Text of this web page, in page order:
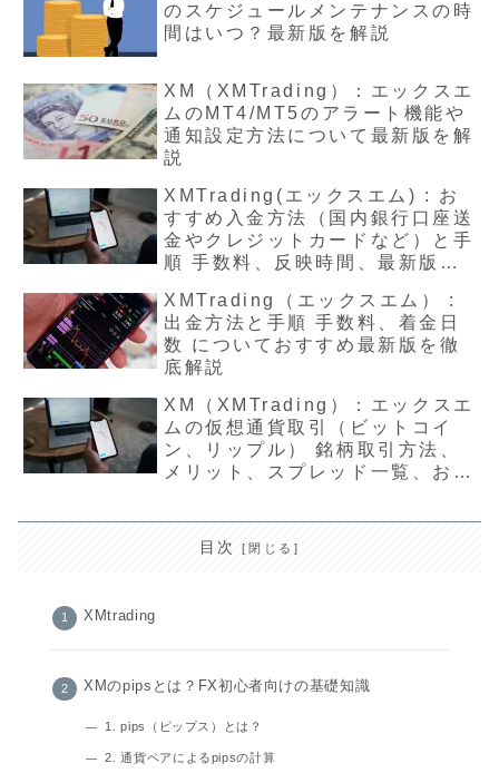
のスケジュールメンテナンスの時
間はいつ？最新版を解説
XM（XMTrading）：エックスエ
ムのMT4/MT5のアラート機能や
通知設定方法について最新版を解
説
XMTrading(エックスエム) : お
すすめ入金方法（国内銀行口座送
金やクレジットカードなど）と手
順 手数料、反映時間、最新版に
XMTrading（エックスエム） :
出金方法と手順 手数料、着金日
数 についておすすめ最新版を徹
底解説
XM（XMTrading）：エックスエ
ムの仮想通貨取引（ビットコイ
ン、リップル） 銘柄取引方法、
メリット、スプレッド一覧、おす
目次
XMtrading
XMのpipsとは？FX初心者向けの基礎知識
1. pips（ピップス）とは？
2. 通貨ペアによるpipsの計算